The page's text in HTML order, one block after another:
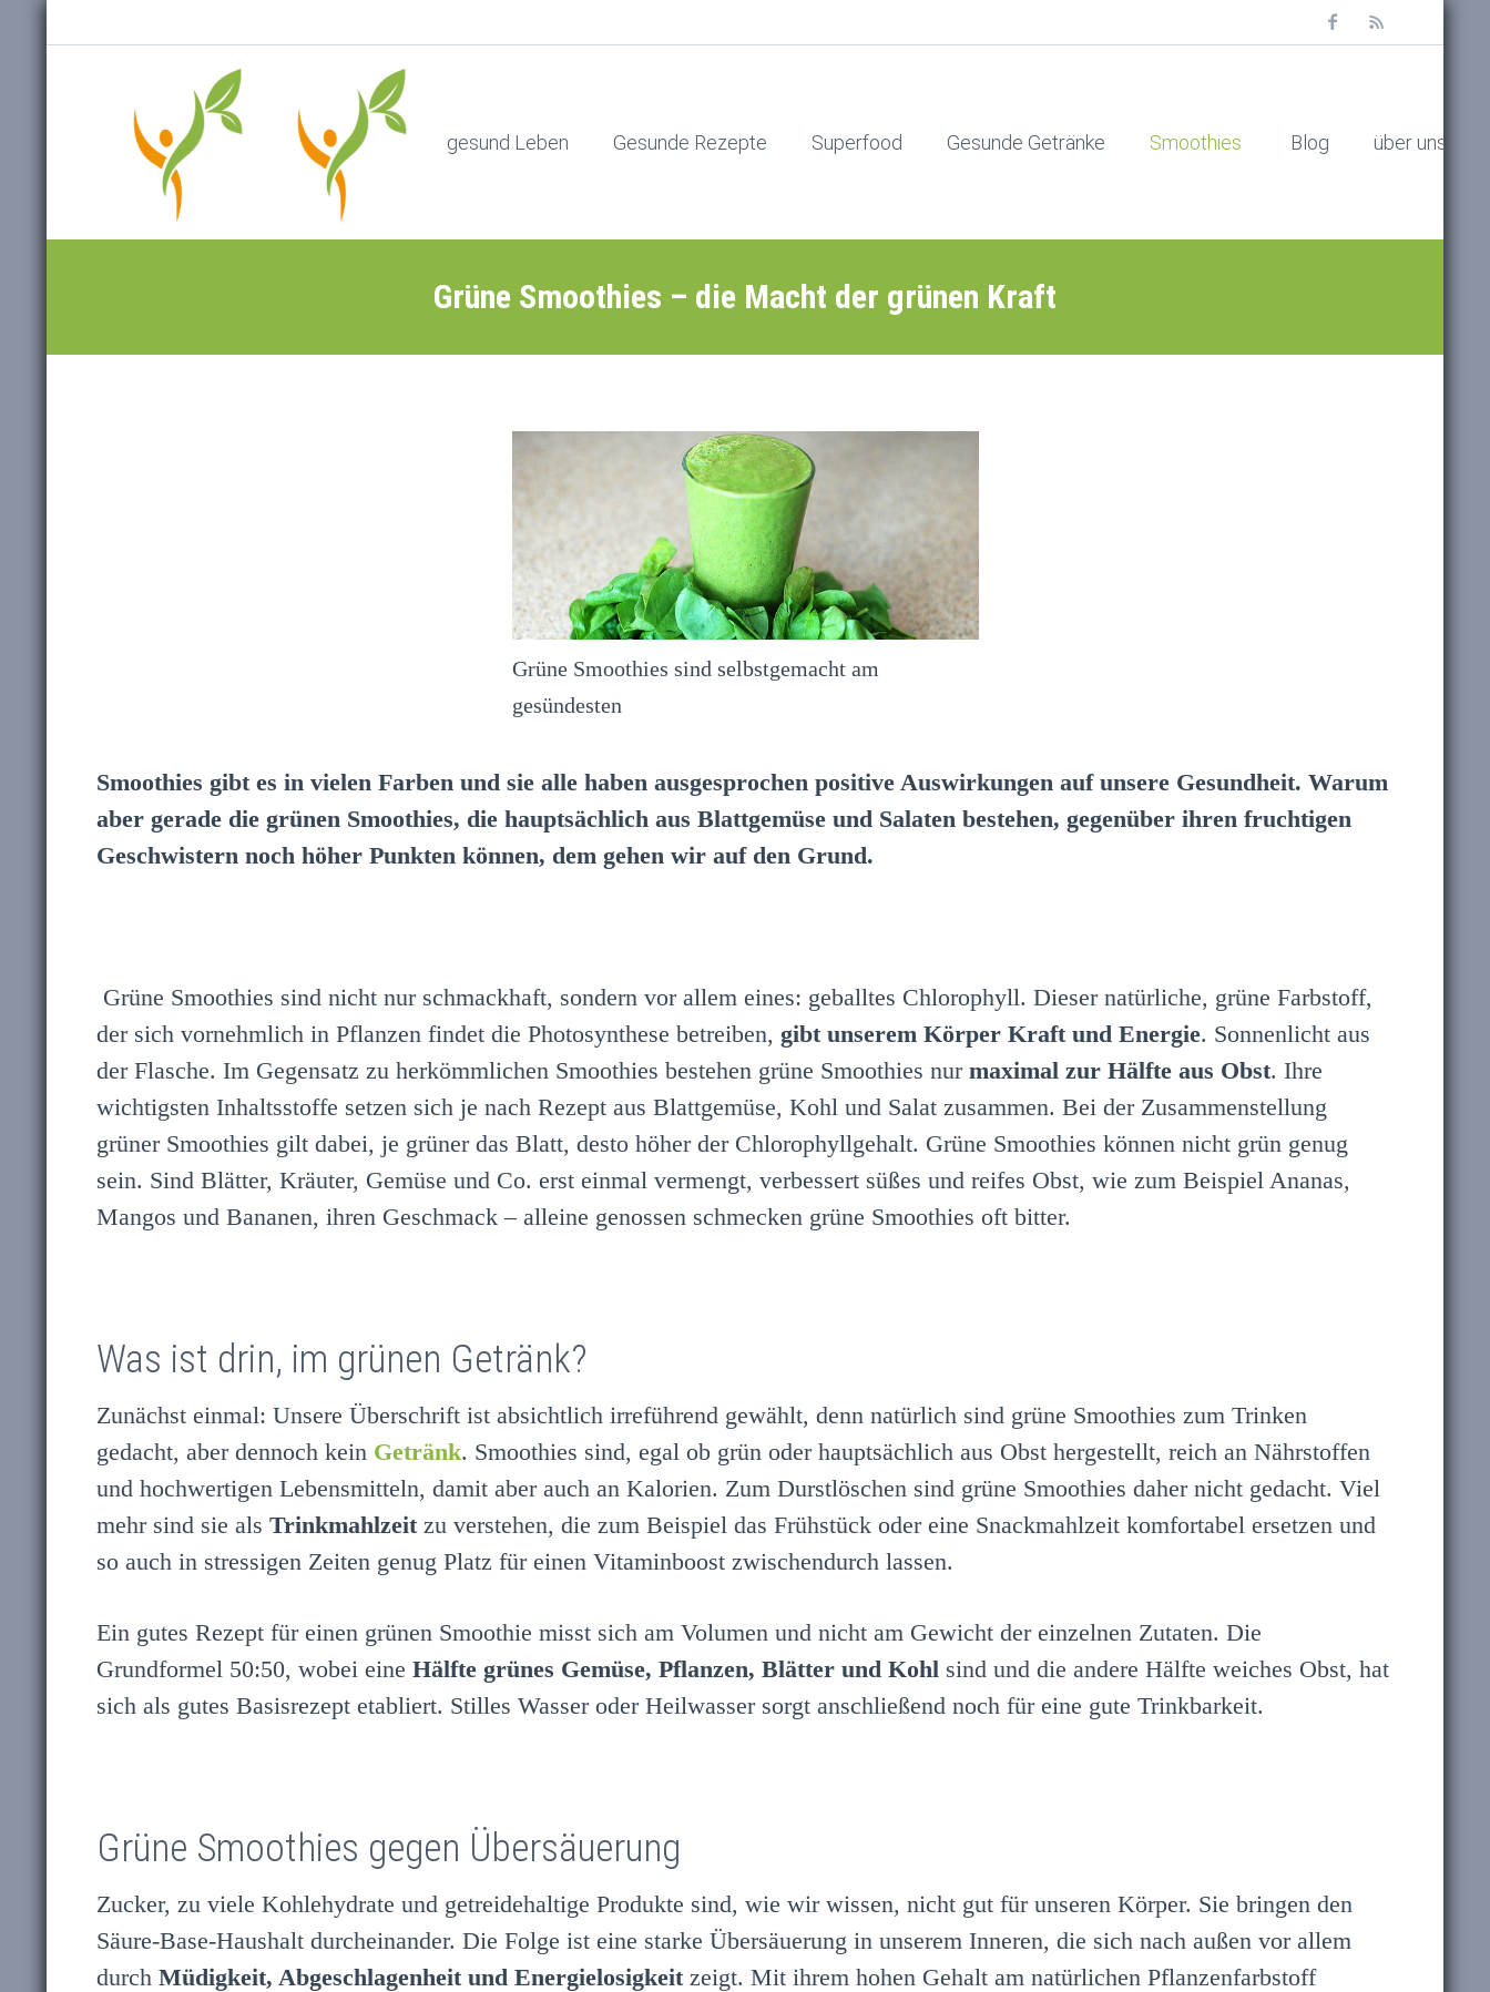
gesund Leben Gesunde Rezepte Superfood Gesunde Getränke Smoothies Blog über uns
Grüne Smoothies – die Macht der grünen Kraft
Grüne Smoothies sind selbstgemacht am
gesündesten
Smoothies gibt es in vielen Farben und sie alle haben ausgesprochen positive Auswirkungen auf unsere Gesundheit. Warum
aber gerade die grünen Smoothies, die hauptsächlich aus Blattgemüse und Salaten bestehen, gegenüber ihren fruchtigen
Geschwistern noch höher Punkten können, dem gehen wir auf den Grund.
Grüne Smoothies sind nicht nur schmackhaft, sondern vor allem eines: geballtes Chlorophyll. Dieser natürliche, grüne Farbstoff,
der sich vornehmlich in Pflanzen findet die Photosynthese betreiben, gibt unserem Körper Kraft und Energie. Sonnenlicht aus
der Flasche. Im Gegensatz zu herkömmlichen Smoothies bestehen grüne Smoothies nur maximal zur Hälfte aus Obst. Ihre
wichtigsten Inhaltsstoffe setzen sich je nach Rezept aus Blattgemüse, Kohl und Salat zusammen. Bei der Zusammenstellung
grüner Smoothies gilt dabei, je grüner das Blatt, desto höher der Chlorophyllgehalt. Grüne Smoothies können nicht grün genug
sein. Sind Blätter, Kräuter, Gemüse und Co. erst einmal vermengt, verbessert süßes und reifes Obst, wie zum Beispiel Ananas,
Mangos und Bananen, ihren Geschmack – alleine genossen schmecken grüne Smoothies oft bitter.
Was ist drin, im grünen Getränk?
Zunächst einmal: Unsere Überschrift ist absichtlich irreführend gewählt, denn natürlich sind grüne Smoothies zum Trinken
gedacht, aber dennoch kein Getränk. Smoothies sind, egal ob grün oder hauptsächlich aus Obst hergestellt, reich an Nährstoffen
und hochwertigen Lebensmitteln, damit aber auch an Kalorien. Zum Durstlöschen sind grüne Smoothies daher nicht gedacht. Viel
mehr sind sie als Trinkmahlzeit zu verstehen, die zum Beispiel das Frühstück oder eine Snackmahlzeit komfortabel ersetzen und
so auch in stressigen Zeiten genug Platz für einen Vitaminboost zwischendurch lassen.
Ein gutes Rezept für einen grünen Smoothie misst sich am Volumen und nicht am Gewicht der einzelnen Zutaten. Die
Grundformel 50:50, wobei eine Hälfte grünes Gemüse, Pflanzen, Blätter und Kohl sind und die andere Hälfte weiches Obst, hat
sich als gutes Basisrezept etabliert. Stilles Wasser oder Heilwasser sorgt anschließend noch für eine gute Trinkbarkeit.
Grüne Smoothies gegen Übersäuerung
Zucker, zu viele Kohlehydrate und getreidehaltige Produkte sind, wie wir wissen, nicht gut für unseren Körper. Sie bringen den
Säure-Base-Haushalt durcheinander. Die Folge ist eine starke Übersäuerung in unserem Inneren, die sich nach außen vor allem
durch Müdigkeit, Abgeschlagenheit und Energielosigkeit zeigt. Mit ihrem hohen Gehalt am natürlichen Pflanzenfarbstoff